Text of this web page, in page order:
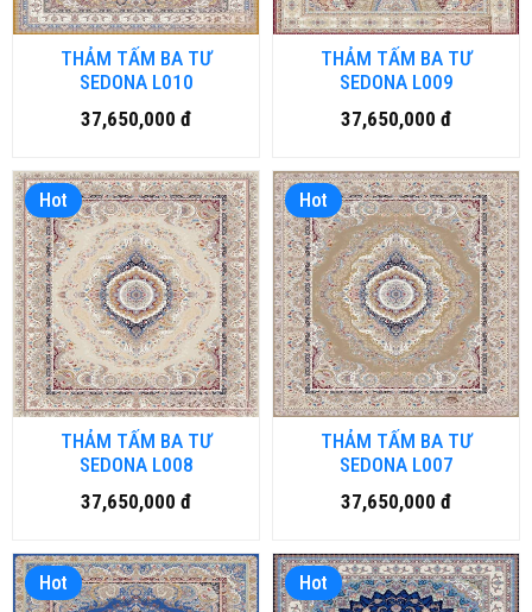
THẢM TẤM BA TƯ
SEDONA L010
37,650,000 đ
THẢM TẤM BA TƯ
SEDONA L009
37,650,000 đ
Hot
THẢM TẤM BA TƯ
SEDONA L008
37,650,000 đ
Hot
THẢM TẤM BA TƯ
SEDONA L007
37,650,000 đ
Hot Hot